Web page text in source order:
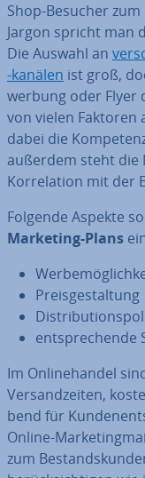
Shop-Besucher
Jargon spricht man
Die Auswahl an
-kanälen ist groß,
wer­bung oder Flyer
von vielen Faktoren
dabei die
außerdem steht die
Kor­re­la­ti­on mit der
Folgende Aspekte
Marketing-Plans
Preis­ge­stal­tung
ent­spre­chen­de
Im On­line­han­del
Ver­sand­zei­ten,
bend für
Online-
zum